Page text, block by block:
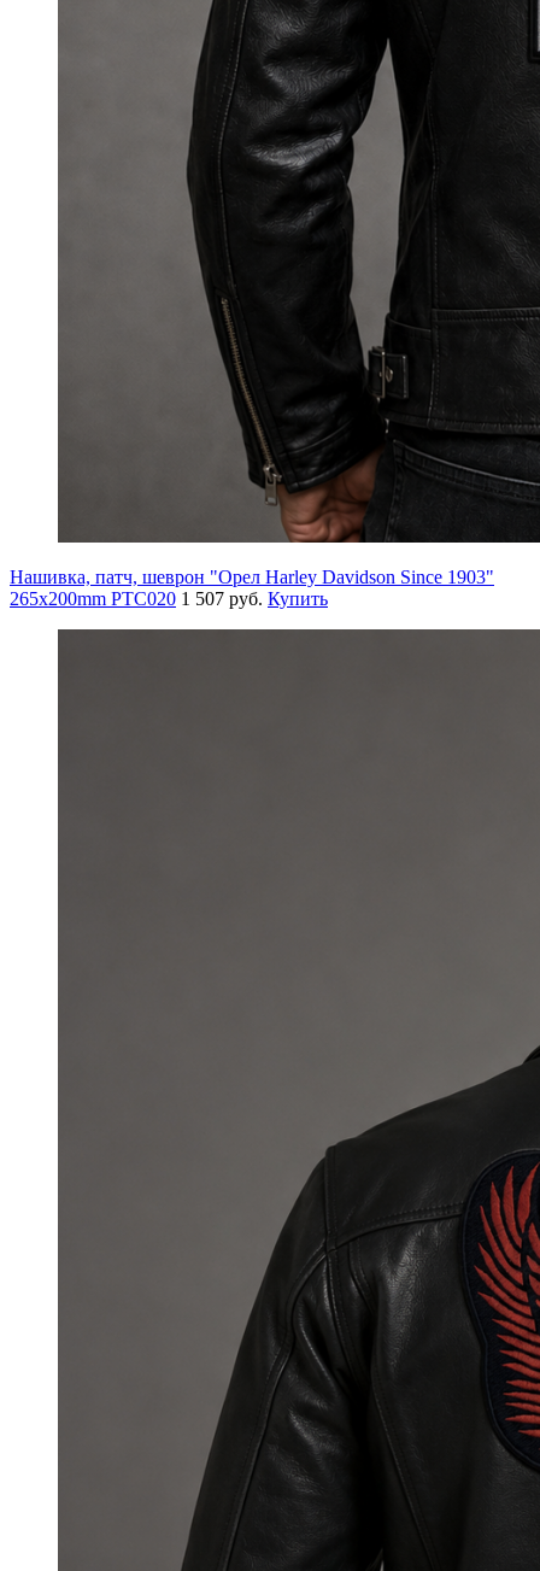
Нашивка, патч, шеврон "Орел Harley Davidson Since 1903"
265x200mm PTC020 1 507 руб. Купить